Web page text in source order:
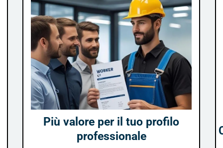
Più valore per il tuo profilo
professionale